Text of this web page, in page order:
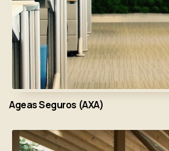
Ageas Seguros (AXA)